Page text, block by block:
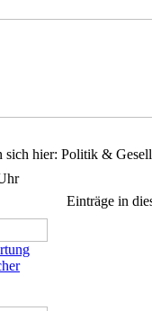
sich hier: Politik &
Einträge in